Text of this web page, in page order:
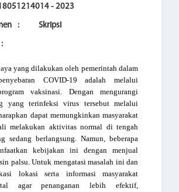
- 2023
: Skripsi
:
yang dilakukan oleh pemerintah dalam
COVID-19 adalah melalui
vaksinasi. Dengan mengurangi
yang terinfeksi virus tersebut melalui
dapat memungkinkan masyarakat
melakukan aktivitas normal di tengah
sedang berlangsung. Namun, beberapa
kebijakan ini dengan menjual
palsu. Untuk mengatasi masalah ini dan
lokasi serta informasi masyarakat
agar penanganan lebih efektif,